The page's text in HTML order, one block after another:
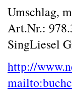
Umschlag,
Art.Nr.:
SingLiesel
http://